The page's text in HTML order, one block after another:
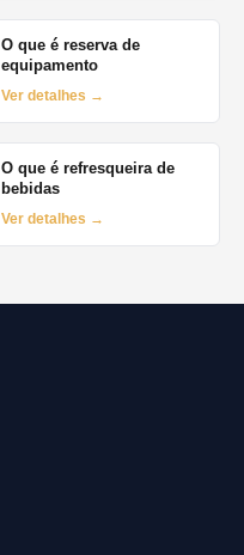
O que é reserva de
equipamento
Ver detalhes →
O que é refresqueira de
bebidas
Ver detalhes →